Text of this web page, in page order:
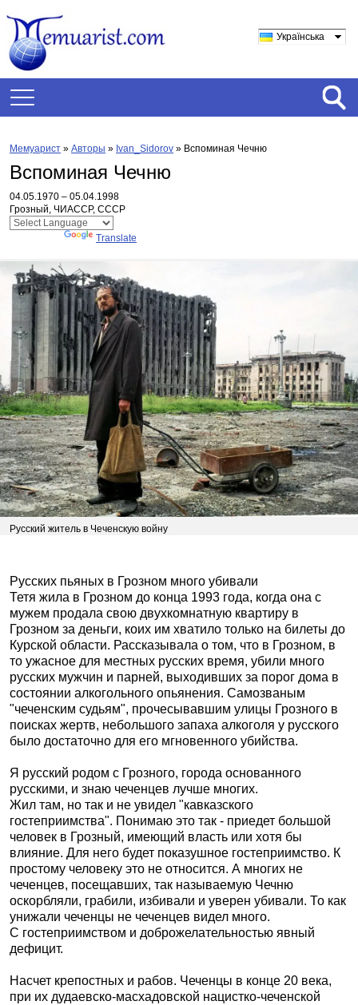
Українська
Мемуарист » Авторы » Ivan_Sidorov » Вспоминая Чечню
Вспоминая Чечню
04.05.1970 – 05.04.1998
Грозный, ЧИАССР, СССР
Translate
Русский житель в Чеченскую войну
Русских пьяных в Грозном много убивали
Тетя жила в Грозном до конца 1993 года, когда она с
мужем продала свою двухкомнатную квартиру в
Грозном за деньги, коих им хватило только на билеты до
Курской области. Рассказывала о том, что в Грозном, в
то ужасное для местных русских время, убили много
русских мужчин и парней, выходивших за порог дома в
состоянии алкогольного опьянения. Самозваным
"чеченским судьям", прочесывавшим улицы Грозного в
поисках жертв, небольшого запаха алкоголя у русского
было достаточно для его мгновенного убийства.
Я русский родом с Грозного, города основанного
русскими, и знаю чеченцев лучше многих.
Жил там, но так и не увидел "кавказского
гостеприимства". Понимаю это так - приедет большой
человек в Грозный, имеющий власть или хотя бы
влияние. Для него будет показушное гостеприимство. К
простому человеку это не относится. А многих не
чеченцев, посещавших, так называемую Чечню
оскорбляли, грабили, избивали и уверен убивали. То как
унижали чеченцы не чеченцев видел много.
С гостеприимством и доброжелательностью явный
дефицит.
Насчет крепостных и рабов. Чеченцы в конце 20 века,
при их дудаевско-масхадовской нацистко-чеченской